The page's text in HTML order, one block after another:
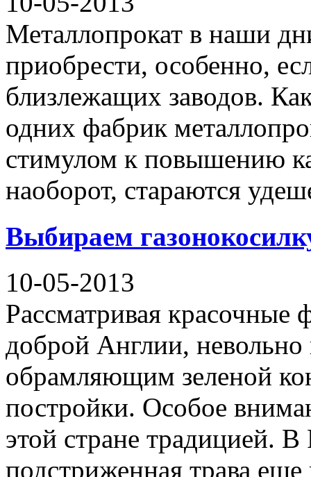
Металлопрокат в наши
приобрести, особенно,
близлежащих заводов.
одних фабрик
стимулом к повышению
наоборот, стараются
Выбираем
10-05-2013
Рассматривая красочные
доброй Англии,
обрамляющим зеленой
постройки. Особое
этой стране традицией.
подстриженная трава